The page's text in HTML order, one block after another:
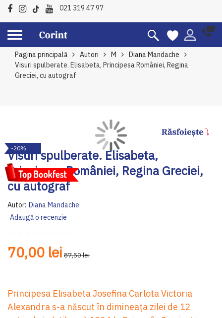
021 319 47 97
Pagina principală Autori M
Diana Mandache
Visuri spulberate. Elisabeta, Principesa României, Regina
Greciei, cu autograf
Visuri spulberate. Elisabeta,
Principesa României, Regina Greciei,
cu autograf
Autor: Diana Mandache
Adaugă o recenzie
70,00 lei 87,50 lei
Principesa Elisabeta Josefina Carlota Victoria
Alexandra s-a născut în dimineața zilei de 12
to
the
end
of
the
images
gallery
-20%